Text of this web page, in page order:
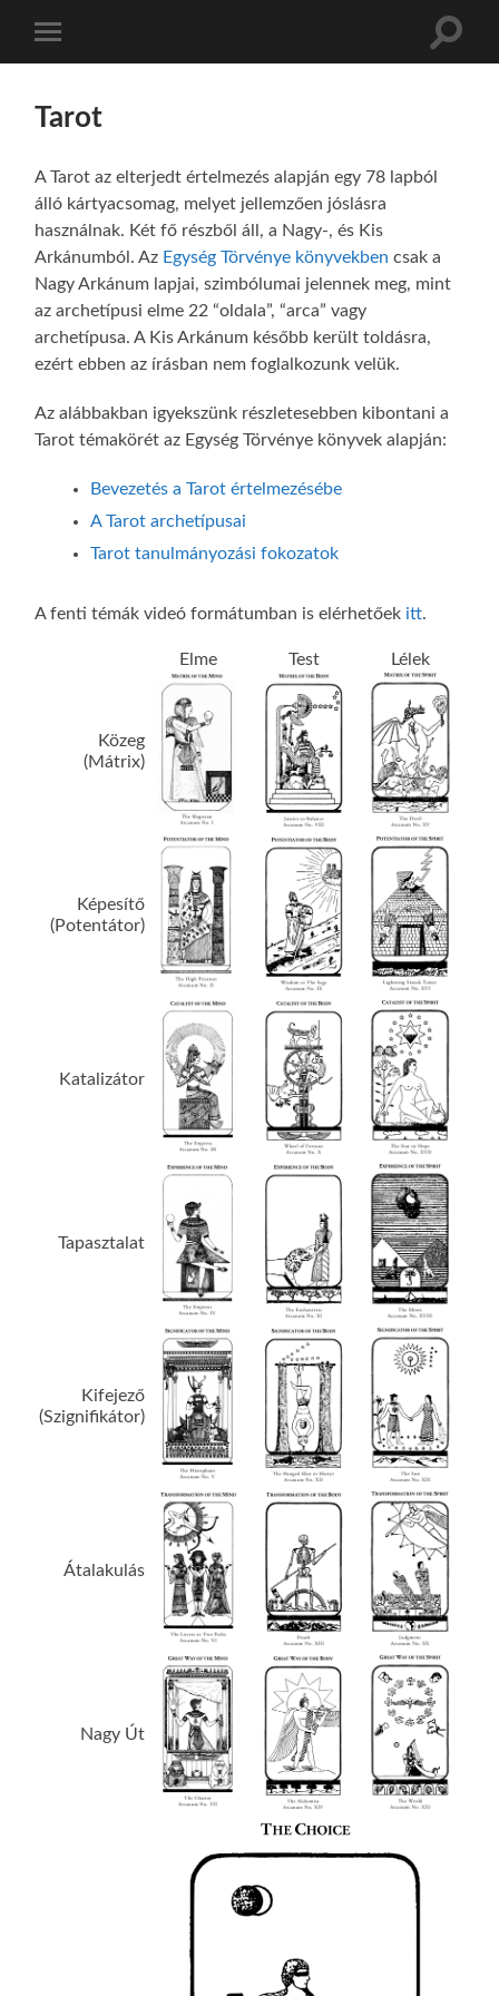
mobile
Toggle
Tarot
A Tarot az elterjedt értelmezés alapján egy 78 lapból
álló kártyacsomag, melyet jellemzően jóslásra
használnak. Két fő részből áll, a Nagy-, és Kis
Arkánumból. Az Egység Törvénye könyvekben csak a
Nagy Arkánum lapjai, szimbólumai jelennek meg, mint
az archetípusi elme 22 “oldala”, “arca” vagy
archetípusa. A Kis Arkánum később került toldásra,
ezért ebben az írásban nem foglalkozunk velük.
Az alábbakban igyekszünk részletesebben kibontani a
Tarot témakörét az Egység Törvénye könyvek alapján:
Bevezetés a Tarot értelmezésébe
A Tarot archetípusai
Tarot tanulmányozási fokozatok
A fenti témák videó formátumban is elérhetőek itt.
Elme Test Lélek
Közeg
(Mátrix)
Képesítő
(Potentátor)
Katalizátor
Tapasztalat
Kifejező
(Szignifikátor)
Átalakulás
Nagy Út